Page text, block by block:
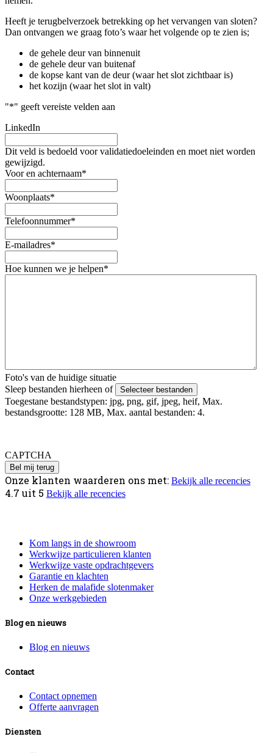
Heeft je terugbelverzoek betrekking op het vervangen van sloten?
Dan ontvangen we graag foto’s waar het volgende op te zien is;
de gehele deur van binnenuit
de gehele deur van buitenaf
de kopse kant van de deur (waar het slot zichtbaar is)
het kozijn (waar het slot in valt)
"*" geeft vereiste velden aan
LinkedIn
Dit veld is bedoeld voor validatiedoeleinden en moet niet worden
gewijzigd.
Voor en achternaam*
Woonplaats*
Telefoonnummer*
E-mailadres*
Hoe kunnen we je helpen*
Foto's van de huidige situatie
Sleep bestanden hierheen of
Selecteer bestanden
Toegestane bestandstypen: jpg, png, gif, jpeg, heif, Max.
bestandsgrootte: 128 MB, Max. aantal bestanden: 4.
CAPTCHA
Onze klanten waarderen ons met: Bekijk alle recencies
4.7 uit 5 Bekijk alle recencies
Kom langs in de showroom
Werkwijze particulieren klanten
Werkwijze vaste opdrachtgevers
Garantie en klachten
Herken de malafide slotenmaker
Onze werkgebieden
Blog en nieuws
Blog en nieuws
Contact
Contact opnemen
Offerte aanvragen
Diensten